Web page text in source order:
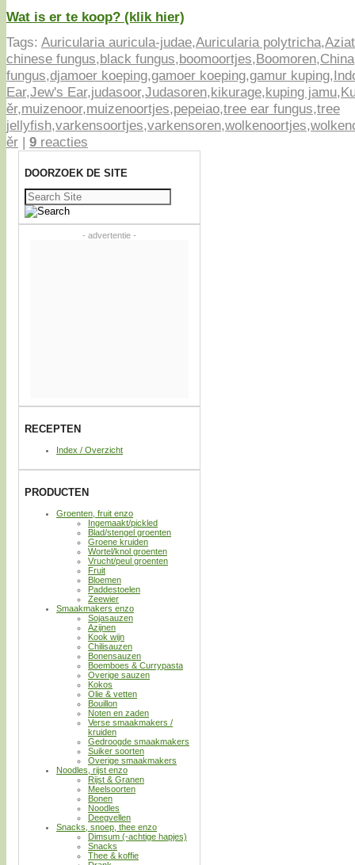
Wat is er te koop? (klik hier)
Tags: Auricularia auricula-judae,Auricularia polytricha,
chinese fungus,black fungus,boomoortjes,Boomoren,China
fungus,djamoer koeping,gamoer koeping,gamur kuping,
Ear,Jew's Ear,judasoor,Judasoren,kikurage,kuping jamu,
ěr,muizenoor,muizenoortjes,pepeiao,tree ear fungus,tree
jellyfish,varkensoortjes,varkensoren,wolkenoortjes,
ěr | 9 reacties
DOORZOEK DE SITE
Zoeken
naar:
- advertentie -
RECEPTEN
Index / Overzicht
PRODUCTEN
Groenten, fruit enzo
Ingemaakt/pickled
Blad/stengel groenten
Groene kruiden
Wortel/knol groenten
Vrucht/peul groenten
Fruit
Bloemen
Paddestoelen
Zeewier
Smaakmakers enzo
Sojasauzen
Azijnen
Kook wijn
Chilisauzen
Bonensauzen
Boemboes & Currypasta
Overige sauzen
Kokos
Olie & vetten
Bouillon
Noten en zaden
Verse smaakmakers /
kruiden
Gedroogde smaakmakers
Suiker soorten
Overige smaakmakers
Noodles, rijst enzo
Rijst & Granen
Meelsoorten
Bonen
Noodles
Deegvellen
Snacks, snoep, thee enzo
Dimsum (-achtige hapjes)
Snacks
Thee & koffie